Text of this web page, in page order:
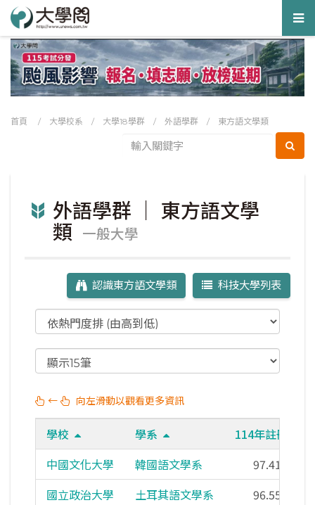
首頁 / 大學校系 / 大學18學群 / 外語學群 / 東方語文學類
外語學群 ｜ 東方語文學
類
一般大學
科技大學列表
認識東方語文學類
← 向左滑動以觀看更多資訊
學校 學系
114年註冊率
中國文化大學
韓國語文學系
97.41%
國立政治大學
土耳其語文學系
96.55%